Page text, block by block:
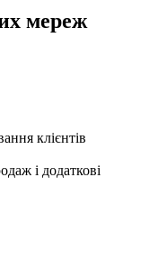
мереж
клієнтів
і додаткові